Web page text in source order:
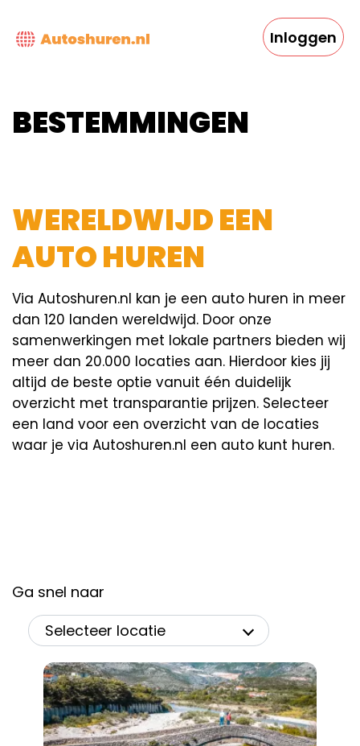
naar
Inloggen
BESTEMMINGEN
WERELDWIJD EEN
AUTO HUREN
Via Autoshuren.nl kan je een auto huren in meer
dan 120 landen wereldwijd. Door onze
samenwerkingen met lokale partners bieden wij
meer dan 20.000 locaties aan. Hierdoor kies jij
altijd de beste optie vanuit één duidelijk
overzicht met transparantie prijzen. Selecteer
een land voor een overzicht van de locaties
waar je via Autoshuren.nl een auto kunt huren.
Ga snel naar
Selecteer locatie